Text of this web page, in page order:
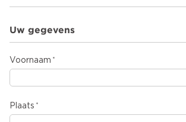
Uw gegevens
Voornaam
Plaats